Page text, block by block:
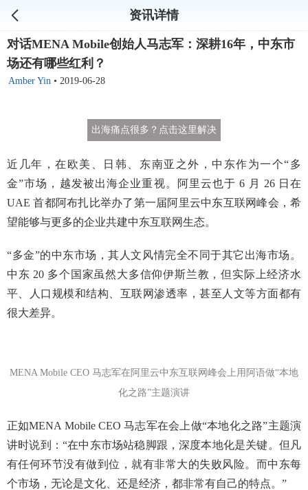
资讯详情
对话MENA Mobile创始人马志军：深耕16年，中东市
场还有哪些红利？
Amber Yin • 2019-06-28
出海痛点很多？点击这里解决
近几年，在欧美、日韩、东南亚之外，中东作为一个“多
金”市场，越发被出海企业重视。阿里云也于 6 月 26 日在
UAE 首都阿布扎比举办了第一届阿里云中东互联网峰会，希
望能够与更多的企业共建中东互联网生态。
“多金”的中东市场，其人文风情完全不同于其它出海市场。
中东 20 多个国家虽然大多信仰伊斯兰教，但实际上经济水
平、人口规模和结构、互联网渗透率，甚至人文等方面都有
很大差异。
MENA Mobile CEO 马志军在阿里云中东互联网峰会上用阿语做“本地
化之路”主题演讲
正如MENA Mobile CEO 马志军在会上做“本地化之路”主题演
讲时说到：“在中东市场站稳脚跟，深度本地化是关键。但凡
有任何环节没有做到位，就有非常大的失败风险。而中东每
个市场，无论是文化、还是经济，都非常有自己的特点。”